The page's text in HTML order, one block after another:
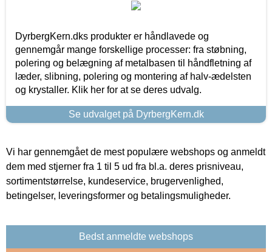
DyrbergKern.dks produkter er håndlavede og
gennemgår mange forskellige processer: fra støbning,
polering og belægning af metalbasen til håndfletning af
læder, slibning, polering og montering af halv-ædelsten
og krystaller. Klik her for at se deres udvalg.
Se udvalget på DyrbergKern.dk
Vi har gennemgået de mest populære webshops og anmeldt
dem med stjerner fra 1 til 5 ud fra bl.a. deres prisniveau,
sortimentstørrelse, kundeservice, brugervenlighed,
betingelser, leveringsformer og betalingsmuligheder.
Bedst anmeldte webshops